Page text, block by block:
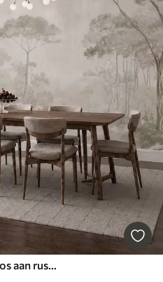
Muurschildering Een mistig bos aan rustig water in zachte, natuurlijke pasteltinten